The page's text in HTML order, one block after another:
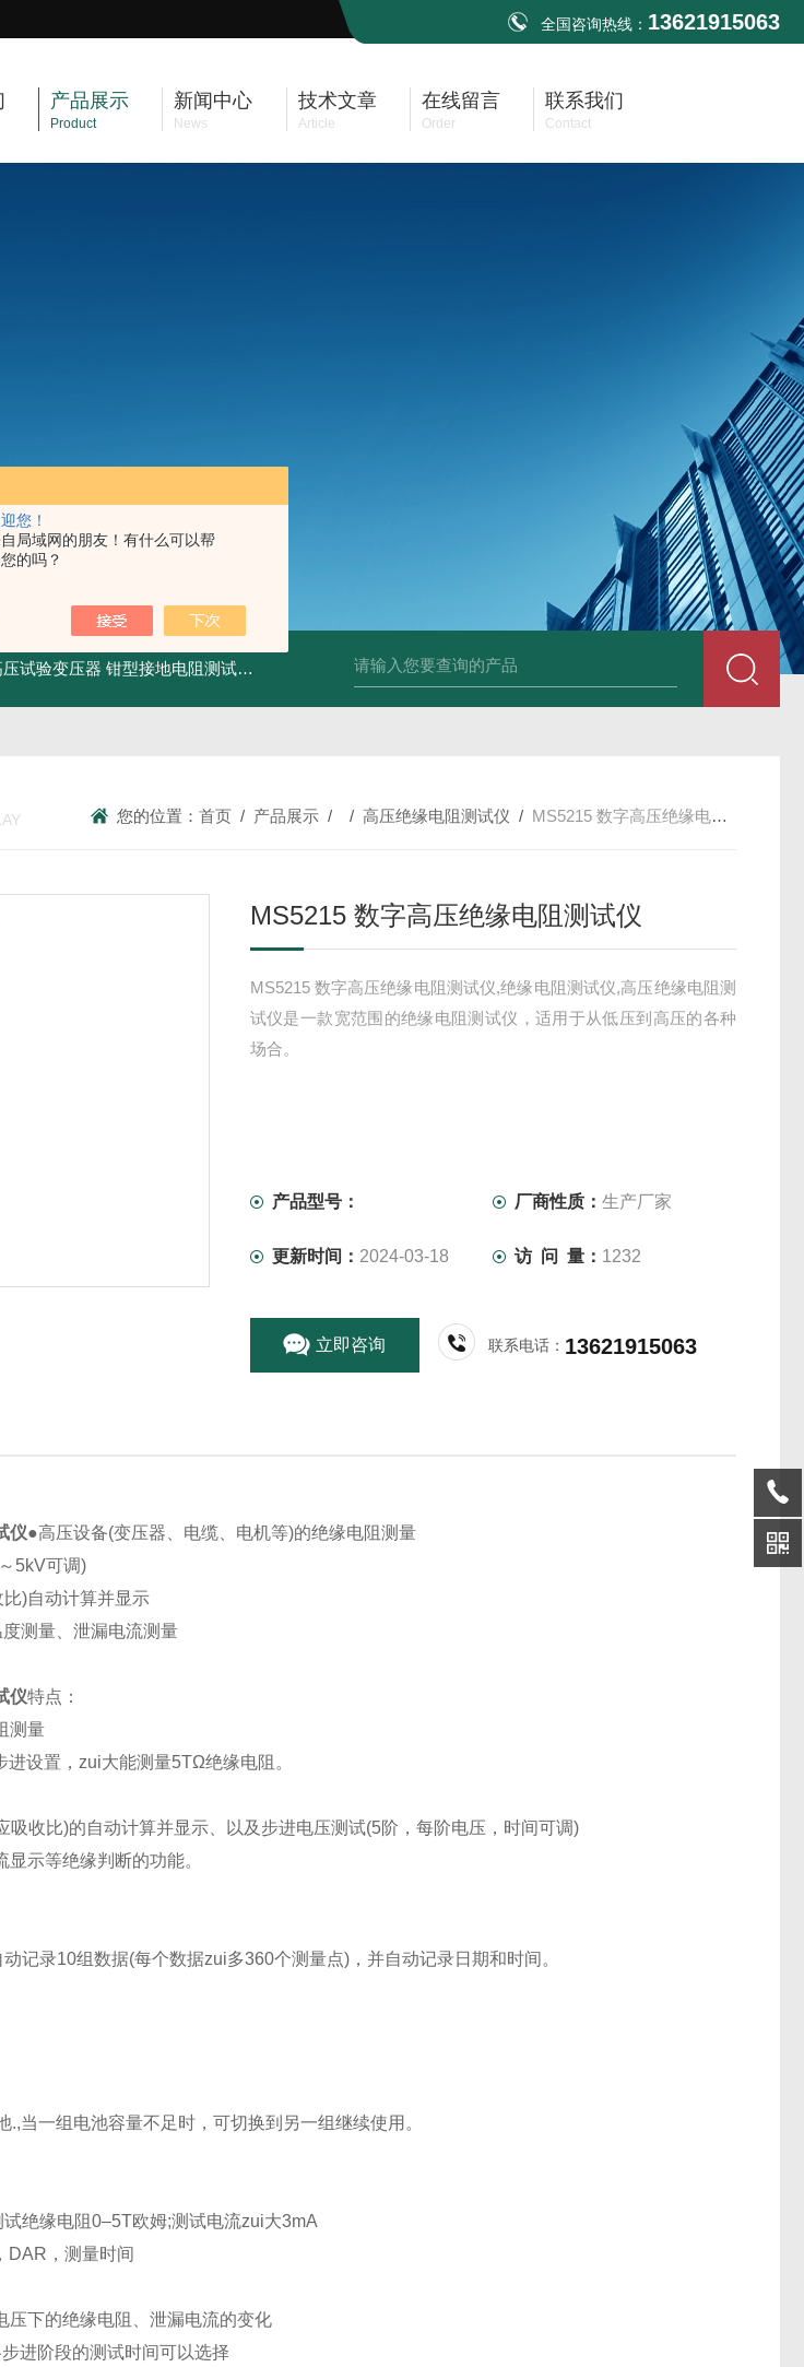
您！
局域网的朋友！有什么可以帮
的吗？
全国咨询热线： 13621915063
产品展示
Product
新闻中心
News
技术文章
Article
在线留言
Order
联系我们
Contact
试验变压器 钳型接地电阻测试仪 KDCR4400双钳相位伏安表 ML12A手持式相位伏安表 SMG2000E钳形相位
您的位置：首页 / 产品展示 / /高压绝缘电阻测试仪 / MS5215 数字高压绝缘电阻测试仪
MS5215 数字高压绝缘电阻测试仪
MS5215 数字高压绝缘电阻测试仪,绝缘电阻测试仪,高压绝缘电阻测
试仪是一款宽范围的绝缘电阻测试仪，适用于从低压到高压的各种
场合。
产品型号： 厂商性质：生产厂家
更新时间： 2024-03-18 访 问 量： 1232
立即咨询 联系电话： 13621915063
仪●高压设备(变压器、电缆、电机等)的绝缘电阻测量
5kV可调)
)自动计算并显示
测量、泄漏电流测量
仪特点：
测量
设置，zui大能测量5TΩ绝缘电阻。
吸收比)的自动计算并显示、以及步进电压测试(5阶，每阶电压，时间可调)
示等绝缘判断的功能。
记录10组数据(每个数据zui多360个测量点)，并自动记录日期和时间。
当一组电池容量不足时，可切换到另一组继续使用。
绝缘电阻0–5T欧姆;测试电流zui大3mA
DAR，测量时间
压下的绝缘电阻、泄漏电流的变化
进阶段的测试时间可以选择